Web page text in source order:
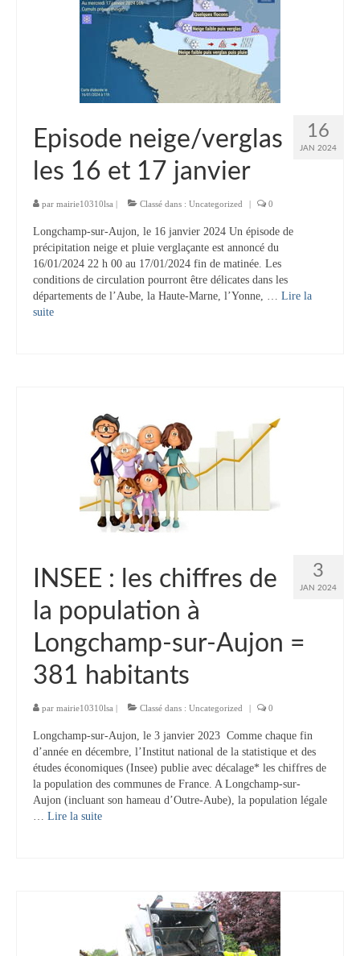
16
JAN 2024
Episode neige/verglas
les 16 et 17 janvier
par mairie10310lsa Classé dans : Uncategorized 0
Longchamp-sur-Aujon, le 16 janvier 2024 Un épisode de
précipitation neige et pluie verglaçante est annoncé du
16/01/2024 22 h 00 au 17/01/2024 fin de matinée. Les
conditions de circulation pourront être délicates dans les
départements de l’Aube, la Haute-Marne, l’Yonne, … Lire la
suite­­
3
JAN 2024
INSEE : les chiffres de
la population à
Longchamp-sur-Aujon =
381 habitants
par mairie10310lsa Classé dans : Uncategorized 0
Longchamp-sur-Aujon, le 3 janvier 2023 Comme chaque fin
d’année en décembre, l’Institut national de la statistique et des
études économiques (Insee) publie avec décalage* les chiffres de
la population des communes de France. A Longchamp-sur-
Aujon (incluant son hameau d’Outre-Aube), la population légale
… Lire la suite­­